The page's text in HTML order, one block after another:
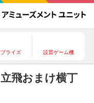
プライズ 設置ゲーム機
飛おまけ横丁